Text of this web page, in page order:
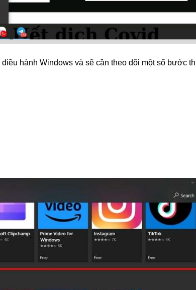
hành Windows và sẽ cần theo dõi một số bước